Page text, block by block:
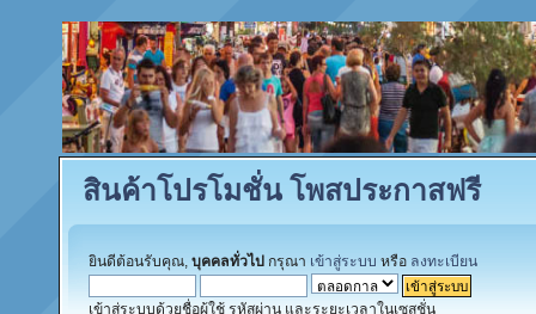
สินค้าโปรโมชั่น โพสประกาสฟรี
ยินดีต้อนรับคุณ, บุคคลทั่วไป กรุณา เข้าสู่ระบบ หรือ ลงทะเบียน
เข้าสู่ระบบด้วยชื่อผู้ใช้ รหัสผ่าน และระยะเวลาในเซสชั่น